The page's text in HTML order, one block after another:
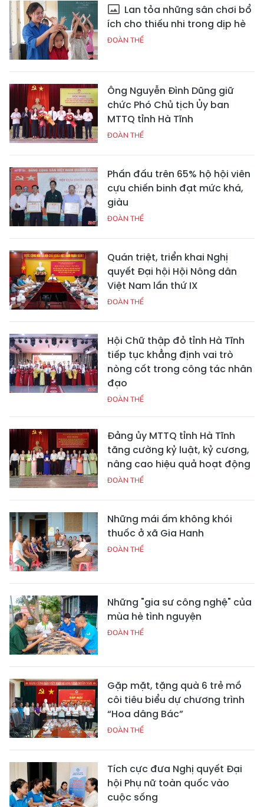
Lan tỏa những sân chơi bổ
ích cho thiếu nhi trong dịp hè
ĐOÀN THỂ
Ông Nguyễn Đình Dũng giữ
chức Phó Chủ tịch Ủy ban
MTTQ tỉnh Hà Tĩnh
ĐOÀN THỂ
Phấn đấu trên 65% hộ hội viên
cựu chiến binh đạt mức khá,
giàu
ĐOÀN THỂ
Quán triệt, triển khai Nghị
quyết Đại hội Hội Nông dân
Việt Nam lần thứ IX
ĐOÀN THỂ
Hội Chữ thập đỏ tỉnh Hà Tĩnh
tiếp tục khẳng định vai trò
nòng cốt trong công tác nhân
đạo
ĐOÀN THỂ
Đảng ủy MTTQ tỉnh Hà Tĩnh
tăng cường kỷ luật, kỷ cương,
nâng cao hiệu quả hoạt động
ĐOÀN THỂ
Những mái ấm không khói
thuốc ở xã Gia Hanh
ĐOÀN THỂ
Những "gia sư công nghệ" của
mùa hè tình nguyện
ĐOÀN THỂ
Gặp mặt, tặng quà 6 trẻ mồ
côi tiêu biểu dự chương trình
“Hoa dâng Bác”
ĐOÀN THỂ
Tích cực đưa Nghị quyết Đại
hội Phụ nữ toàn quốc vào
cuộc sống